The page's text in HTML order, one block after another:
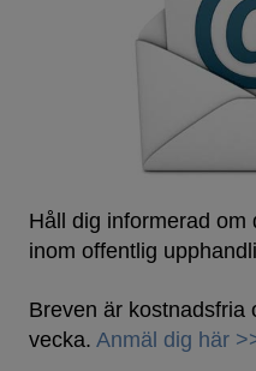
Håll dig informerad om
inom offentlig
Breven är kostnadsfria
vecka. Anmäl dig här